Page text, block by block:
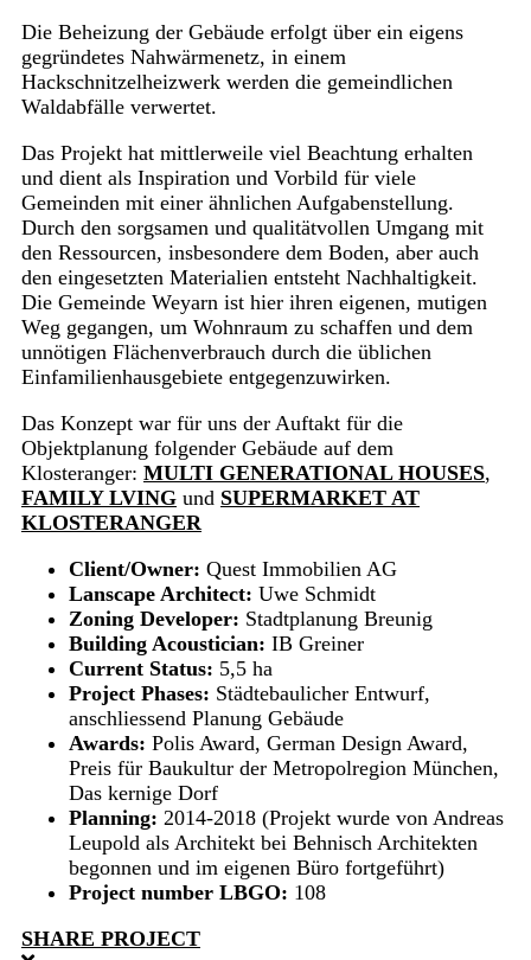
Die Beheizung der Gebäude erfolgt über ein eigens
gegründetes Nahwärmenetz, in einem
Hackschnitzelheizwerk werden die gemeindlichen
Waldabfälle verwertet.
Das Projekt hat mittlerweile viel Beachtung erhalten
und dient als Inspiration und Vorbild für viele
Gemeinden mit einer ähnlichen Aufgabenstellung.
Durch den sorgsamen und qualitätvollen Umgang mit
den Ressourcen, insbesondere dem Boden, aber auch
den eingesetzten Materialien entsteht Nachhaltigkeit.
Die Gemeinde Weyarn ist hier ihren eigenen, mutigen
Weg gegangen, um Wohnraum zu schaffen und dem
unnötigen Flächenverbrauch durch die üblichen
Einfamilienhausgebiete entgegenzuwirken.
Das Konzept war für uns der Auftakt für die
Objektplanung folgender Gebäude auf dem
Klosteranger: MULTI GENERATIONAL HOUSES,
FAMILY LVING und SUPERMARKET AT
KLOSTERANGER
Client/Owner: Quest Immobilien AG
Lanscape Architect: Uwe Schmidt
Zoning Developer: Stadtplanung Breunig
Building Acoustician: IB Greiner
Current Status: 5,5 ha
Project Phases: Städtebaulicher Entwurf,
anschliessend Planung Gebäude
Awards: Polis Award, German Design Award,
Preis für Baukultur der Metropolregion München,
Das kernige Dorf
Planning: 2014-2018 (Projekt wurde von Andreas
Leupold als Architekt bei Behnisch Architekten
begonnen und im eigenen Büro fortgeführt)
Project number LBGO: 108
SHARE PROJECT